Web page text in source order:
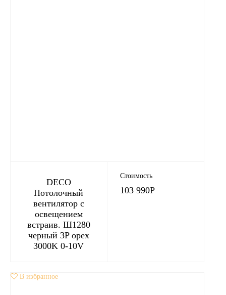
DECO
Потолочный
вентилятор с
освещением
встраив. Ш1280
черный 3P орех
3000K 0-10V
Стоимость
103 990Р
В избранное